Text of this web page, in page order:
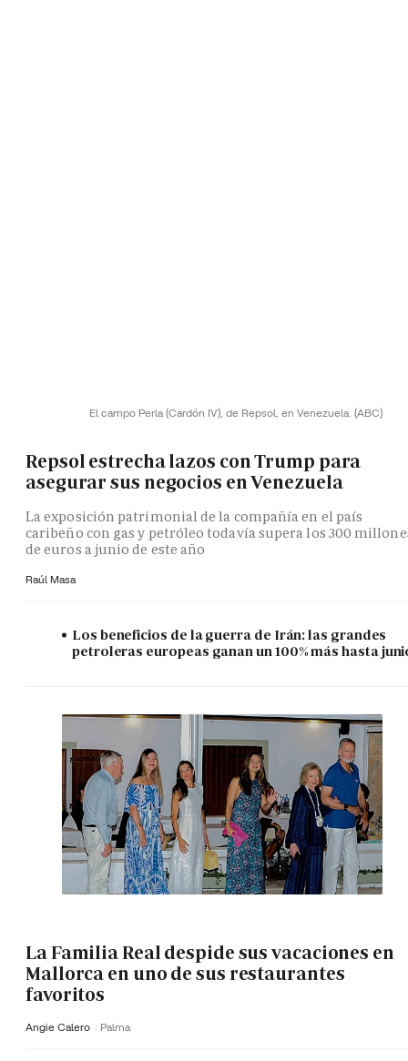
El campo Perla (Cardón IV), de Repsol, en Venezuela. (ABC)
Repsol estrecha lazos con Trump para
asegurar sus negocios en Venezuela
La exposición patrimonial de la compañía en el país
caribeño con gas y petróleo todavía supera los 300
de euros a junio de este año
Raúl Masa
Los beneficios de la guerra de Irán: las grandes
petroleras europeas ganan un 100% más hasta
La Familia Real despide sus vacaciones en
Mallorca en uno de sus restaurantes
favoritos
Angie Calero Palma